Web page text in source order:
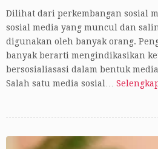
Dilihat dari perkembangan sosial
sosial media yang muncul dan
digunakan oleh banyak orang.
banyak berarti mengindikasikan
bersosialiasasi dalam bentuk
Salah satu media sosial…